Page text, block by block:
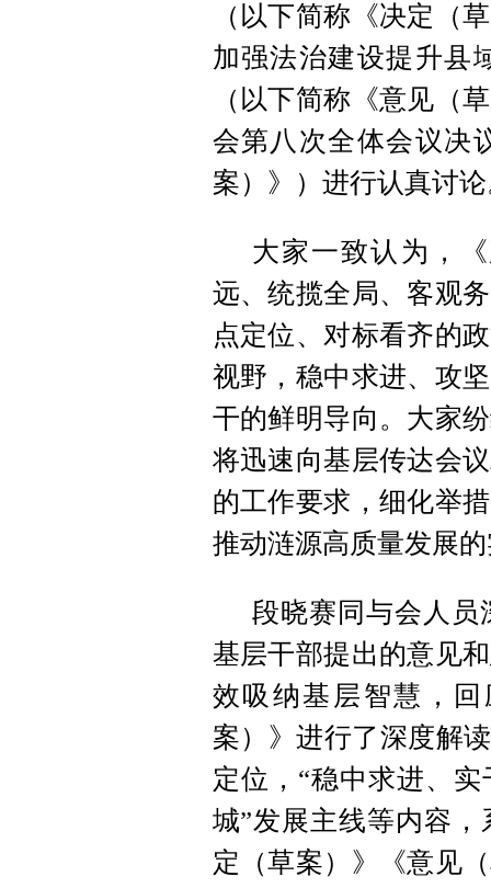
（以下简称《决定（
加强法治建设提升县
（以下简称《意见（
会第八次全体会议决
案）》）进行认真讨
大家一致认为，
远、统揽全局、客观
点定位、对标看齐的
视野，稳中求进、攻
干的鲜明导向。大家
将迅速向基层传达会
的工作要求，细化举
推动涟源高质量发展
段晓赛同与会人员
基层干部提出的意见
效吸纳基层智慧，
案）》进行了深度解
定位，“稳中求进、
城”发展主线等内容
定（草案）》《意见